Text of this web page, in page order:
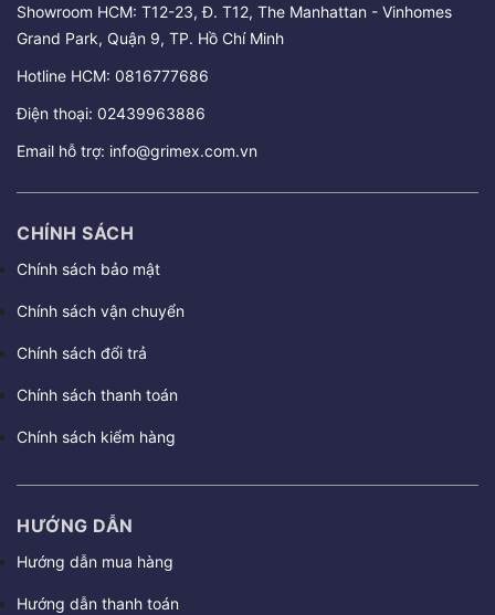
Showroom HCM: T12-23, Đ. T12, The Manhattan - Vinhomes
Grand Park, Quận 9, TP. Hồ Chí Minh
Hotline HCM: 0816777686
Điện thoại: 02439963886
Email hỗ trợ: info@grimex.com.vn
CHÍNH SÁCH
Chính sách bảo mật
Chính sách vận chuyển
Chính sách đổi trả
Chính sách thanh toán
Chính sách kiểm hàng
HƯỚNG DẪN
Hướng dẫn mua hàng
Hướng dẫn thanh toán